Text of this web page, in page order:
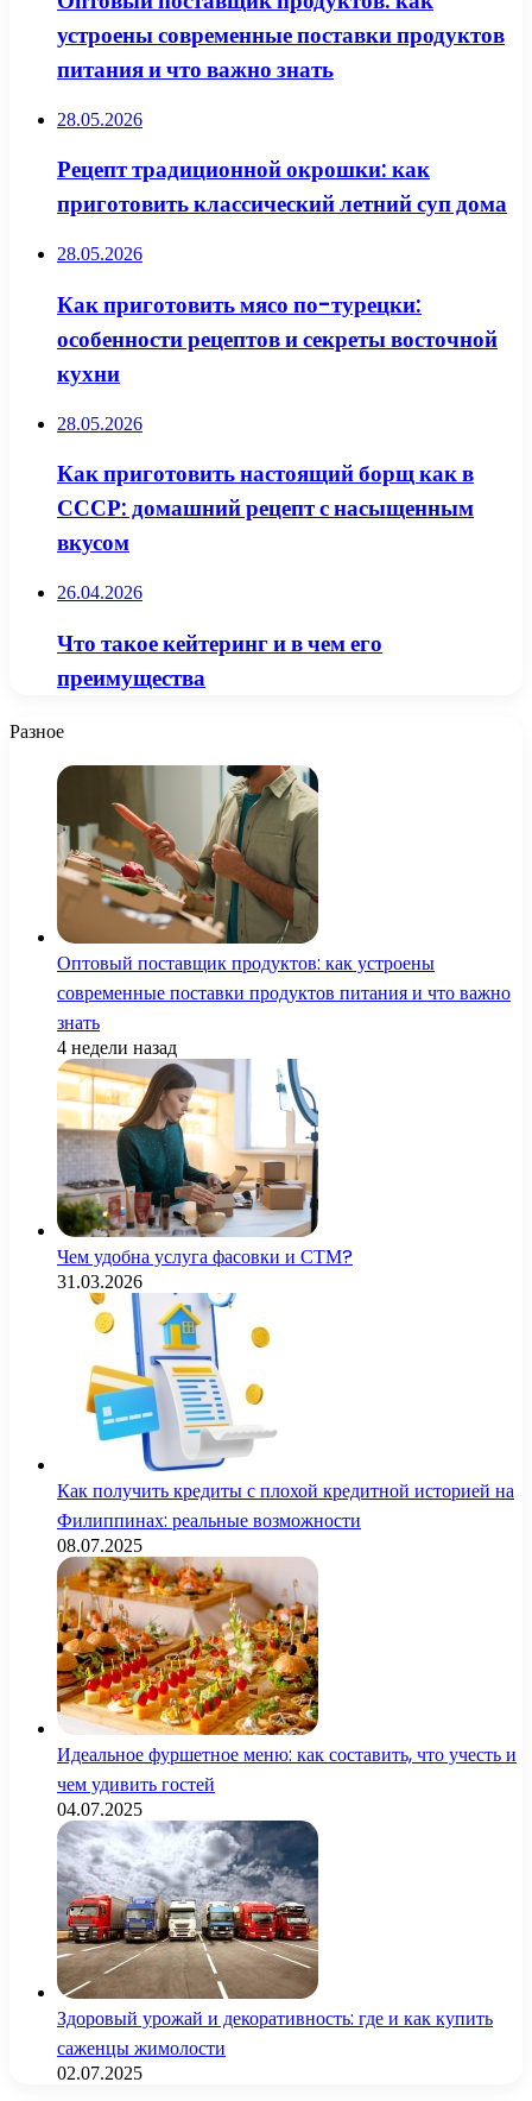
устроены современные поставки продуктов
питания и что важно знать
28.05.2026
Рецепт традиционной окрошки: как
приготовить классический летний суп дома
28.05.2026
Как приготовить мясо по-турецки:
особенности рецептов и секреты восточной
кухни
28.05.2026
Как приготовить настоящий борщ как в
СССР: домашний рецепт с насыщенным
вкусом
26.04.2026
Что такое кейтеринг и в чем его
преимущества
Разное
Оптовый поставщик продуктов: как устроены
современные поставки продуктов питания и что важно
знать
4 недели назад
Чем удобна услуга фасовки и СТМ?
31.03.2026
Как получить кредиты с плохой кредитной историей на
Филиппинах: реальные возможности
08.07.2025
Идеальное фуршетное меню: как составить, что учесть и
чем удивить гостей
04.07.2025
Здоровый урожай и декоративность: где и как купить
саженцы жимолости
02.07.2025